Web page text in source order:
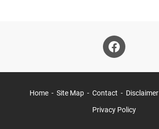
Home Site Map Contact Disclaimer
Privacy Policy